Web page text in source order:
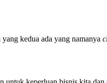
yang kedua ada yang namanya